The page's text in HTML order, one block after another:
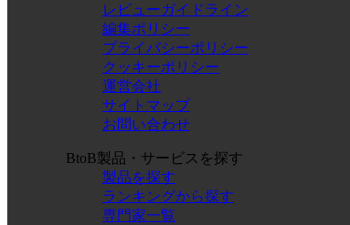
レビューガイドライン
編集ポリシー
プライバシーポリシー
クッキーポリシー
運営会社
サイトマップ
お問い合わせ
BtoB製品・サービスを探す
製品を探す
ランキングから探す
専門家一覧